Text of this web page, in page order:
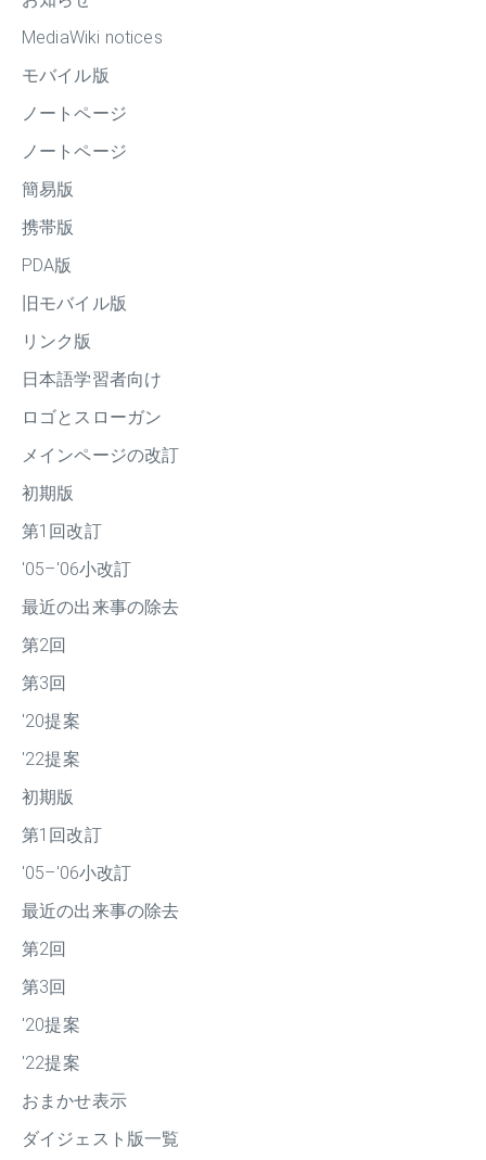
MediaWiki notices
モバイル版
ノートページ
ノートページ
簡易版
携帯版
PDA版
旧モバイル版
リンク版
日本語学習者向け
ロゴとスローガン
メインページの改訂
初期版
第1回改訂
'05–'06小改訂
最近の出来事の除去
第2回
第3回
'20提案
'22提案
初期版
第1回改訂
'05–'06小改訂
最近の出来事の除去
第2回
第3回
'20提案
'22提案
おまかせ表示
ダイジェスト版一覧